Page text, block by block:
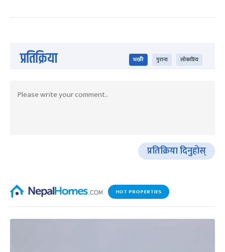
प्रतिक्रिया भर्खरै पुराना लोकप्रिय
प्रतिक्रिया दिनुहोस्
HOT PROPERTIES